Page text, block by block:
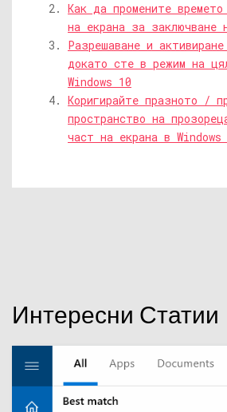
Как да промените
на екрана за заключване
Разрешаване и
докато сте в режим на
Windows 10
Коригирайте празното /
пространство на
част на екрана в Windows
Интересни Статии